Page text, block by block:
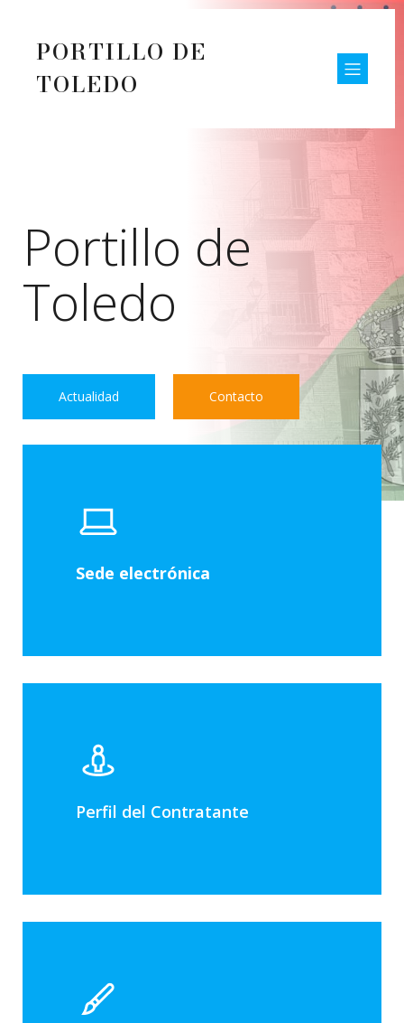
PORTILLO DE
TOLEDO
Portillo de
Toledo
Actualidad Contacto
Sede electrónica
Perfil del Contratante